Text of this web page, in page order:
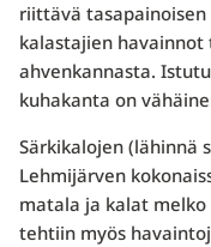
riittävä
kalastajien
ahvenkannasta.
kuhakanta on
Särkikalojen (lähinnä
Lehmijärven
matala ja kalat melko
tehtiin myös